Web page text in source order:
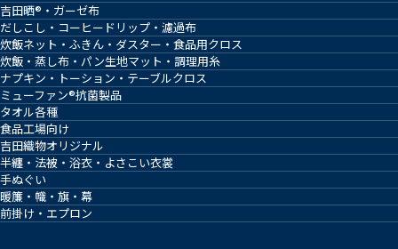
吉田晒®・ガーゼ布
だしこし・コーヒードリップ・濾過布
炊飯ネット・ふきん・ダスター・食品用クロス
炊飯・蒸し布・パン生地マット・調理用糸
ナプキン・トーション・テーブルクロス
ミューファン®抗菌製品
タオル各種
食品工場向け
吉田織物オリジナル
半纏・法被・浴衣・よさこい衣裳
手ぬぐい
暖簾・幟・旗・幕
前掛け・エプロン